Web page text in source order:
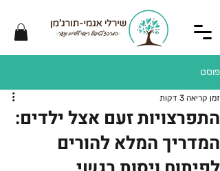
פוסט
התפרצויות זעם אצל ילדים:
המדריך המלא להורים
זמן קריאה 3 דקות